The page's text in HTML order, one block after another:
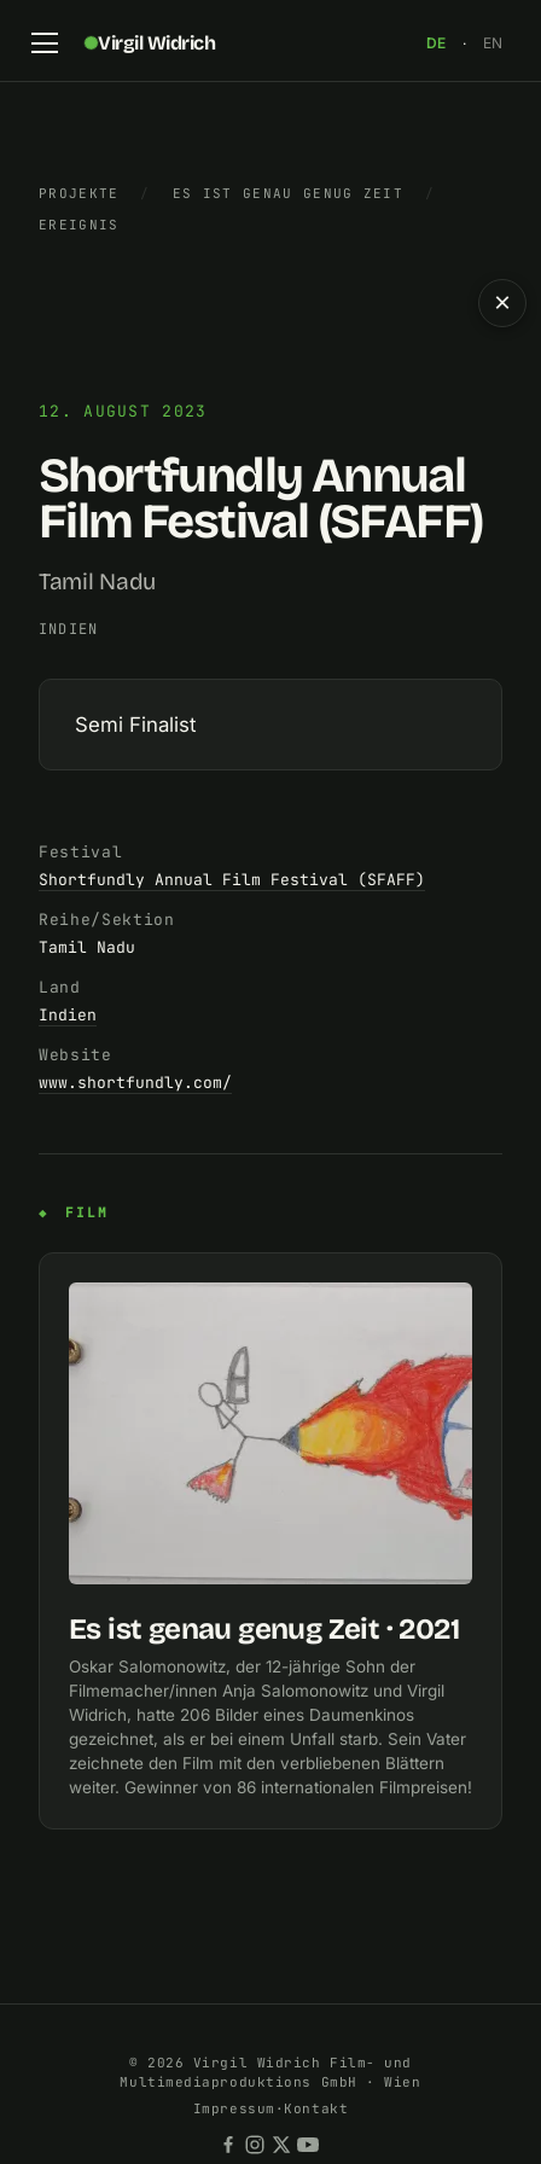
Virgil Widrich DE · EN
PROJEKTE / ES IST GENAU GENUG ZEIT
/
EREIGNIS
12. AUGUST 2023
Shortfundly Annual
Film Festival (SFAFF)
Tamil Nadu
INDIEN
Semi Finalist
Festival
Shortfundly Annual Film Festival (SFAFF)
Reihe/Sektion
Tamil Nadu
Land
Indien
Website
www.shortfundly.com/
FILM
Es ist genau genug Zeit · 2021
Oskar Salomonowitz, der 12-jährige Sohn der
Filmemacher/innen Anja Salomonowitz und Virgil
Widrich, hatte 206 Bilder eines Daumenkinos
gezeichnet, als er bei einem Unfall starb. Sein Vater
zeichnete den Film mit den verbliebenen Blättern
weiter. Gewinner von 86 internationalen Filmpreisen!
×
© 2026 Virgil Widrich Film- und
Multimediaproduktions GmbH · Wien
Impressum · Kontakt